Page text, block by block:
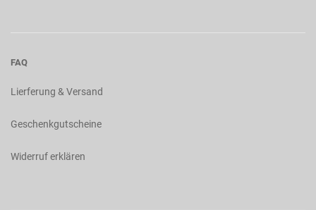
FAQ
Lierferung & Versand
Geschenkgutscheine
Widerruf erklären